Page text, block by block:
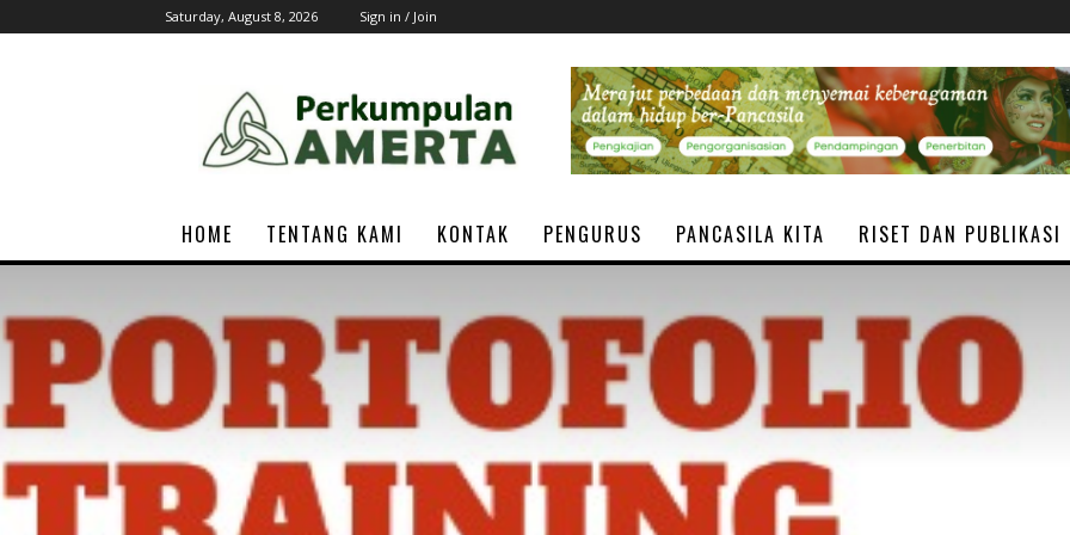
Saturday, August 8, 2026 Sign in / Join
Associations
HOME TENTANG KAMI KONTAK PENGURUS PANCASILA KITA RISET DAN PUBLIKASI